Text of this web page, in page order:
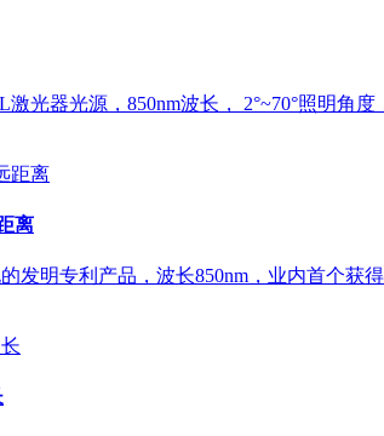
光器光源，850nm波长， 2°~70°照明角
离
发明专利产品，波长850nm，业内首个获